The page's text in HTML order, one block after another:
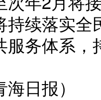
持续落实
务体系，
日报）